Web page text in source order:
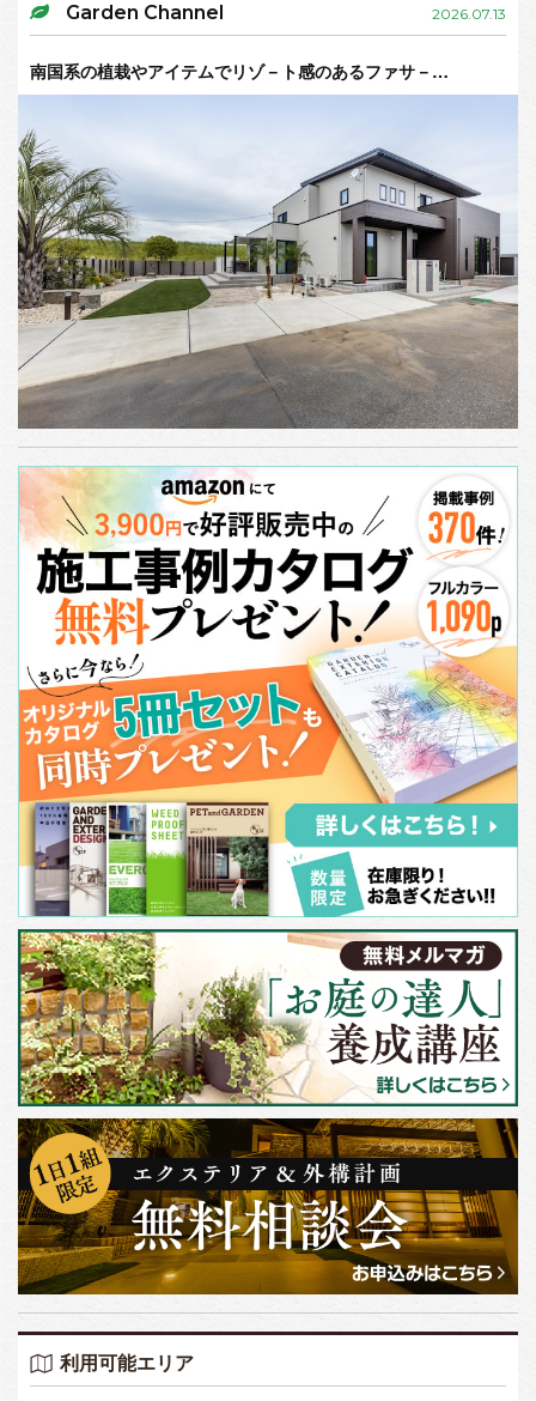
Garden Channel 2026.07.13
南国系の植栽やアイテムでリゾ－ト感のあるファサ－…
利用可能エリア